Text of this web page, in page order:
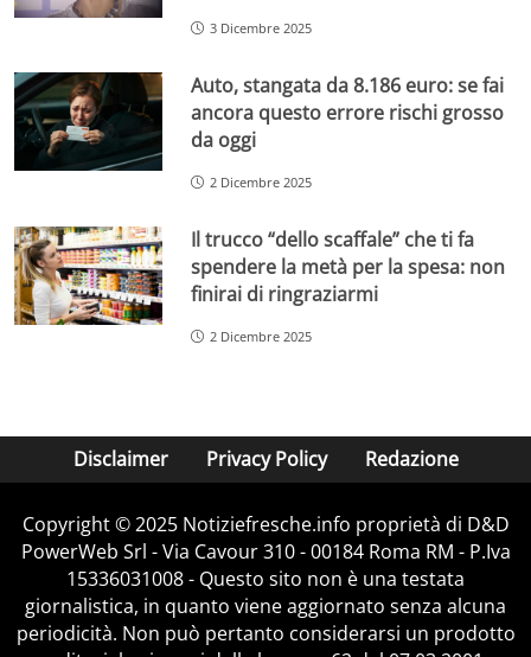
3 Dicembre 2025
Auto, stangata da 8.186 euro: se fai
ancora questo errore rischi grosso
da oggi
2 Dicembre 2025
Il trucco “dello scaffale” che ti fa
spendere la metà per la spesa: non
finirai di ringraziarmi
2 Dicembre 2025
Disclaimer Privacy Policy Redazione
Copyright © 2025 Notiziefresche.info proprietà di D&D
PowerWeb Srl - Via Cavour 310 - 00184 Roma RM - P.Iva
15336031008 - Questo sito non è una testata
giornalistica, in quanto viene aggiornato senza alcuna
periodicità. Non può pertanto considerarsi un prodotto